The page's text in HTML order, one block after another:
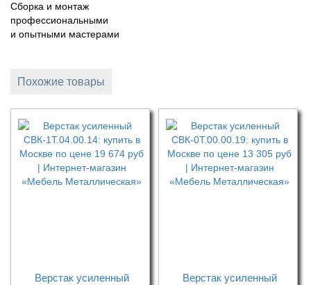
Сборка и монтаж
профессиональными
и опытными мастерами
Похожие товары
Верстак усиленный
Верстак усиленный